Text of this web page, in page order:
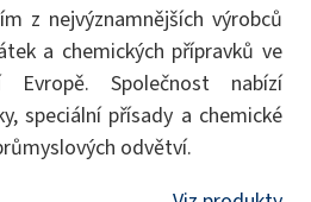
z nejvýznamnějších výrobců
a chemických přípravků ve
Společnost nabízí
speciální přísady a chemické
odvětví.